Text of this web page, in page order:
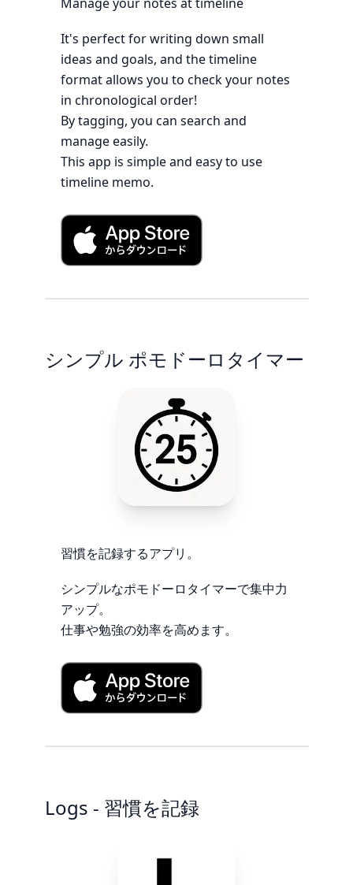
It's perfect for writing down small
ideas and goals, and the timeline
format allows you to check your notes
in chronological order!
By tagging, you can search and
manage easily.
This app is simple and easy to use
timeline memo.
シンプル ポモドーロタイマー
習慣を記録するアプリ。
シンプルなポモドーロタイマーで集中力
アップ。
仕事や勉強の効率を高めます。
Logs - 習慣を記録